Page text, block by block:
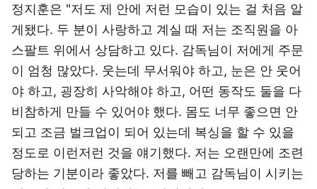
정지훈은 "저도 제 안에 저런 모습이 있는 걸 처음 알
게됐다. 두 분이 사랑하고 계실 때 저는 조직원을 아
스팔트 위에서 상담하고 있다. 감독님이 저에게 주문
이 엄청 많았다. 웃는데 무서워야 하고, 눈은 안 웃어
야 하고, 굉장히 사악해야 하고, 어떤 동작도 둘을 다
비참하게 만들 수 있어야 했다. 몸도 너무 좋으면 안
되고 조금 벌크업이 되어 있는데 복싱을 할 수 있을
정도로 이런저런 것을 얘기했다. 저는 오랜만에 조련
당하는 기분이라 좋았다. 저를 빼고 감독님이 시키는